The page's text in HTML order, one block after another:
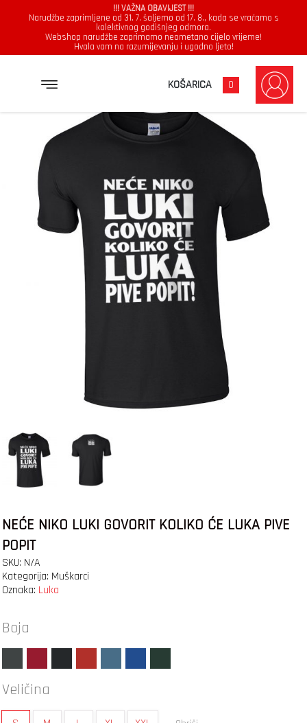
!!! VAŽNA OBAVIJEST !!!
Narudžbe zaprimljene od 31. 7. šaljemo od 17. 8., kada se vraćamo s
kolektivnog godišnjeg odmora.
Webshop narudžbe zaprimamo neometano cijelo vrijeme!
Hvala vam na razumijevanju i ugodno ljeto!
KOŠARICA 0
NEĆE NIKO LUKI GOVORIT KOLIKO ĆE LUKA PIVE POPIT
NEĆE NIKO LUKI GOVORIT KOLIKO ĆE LUKA PIVE
POPIT
SKU: N/A
Kategorija: Muškarci
Oznaka: Luka
Boja
Veličina